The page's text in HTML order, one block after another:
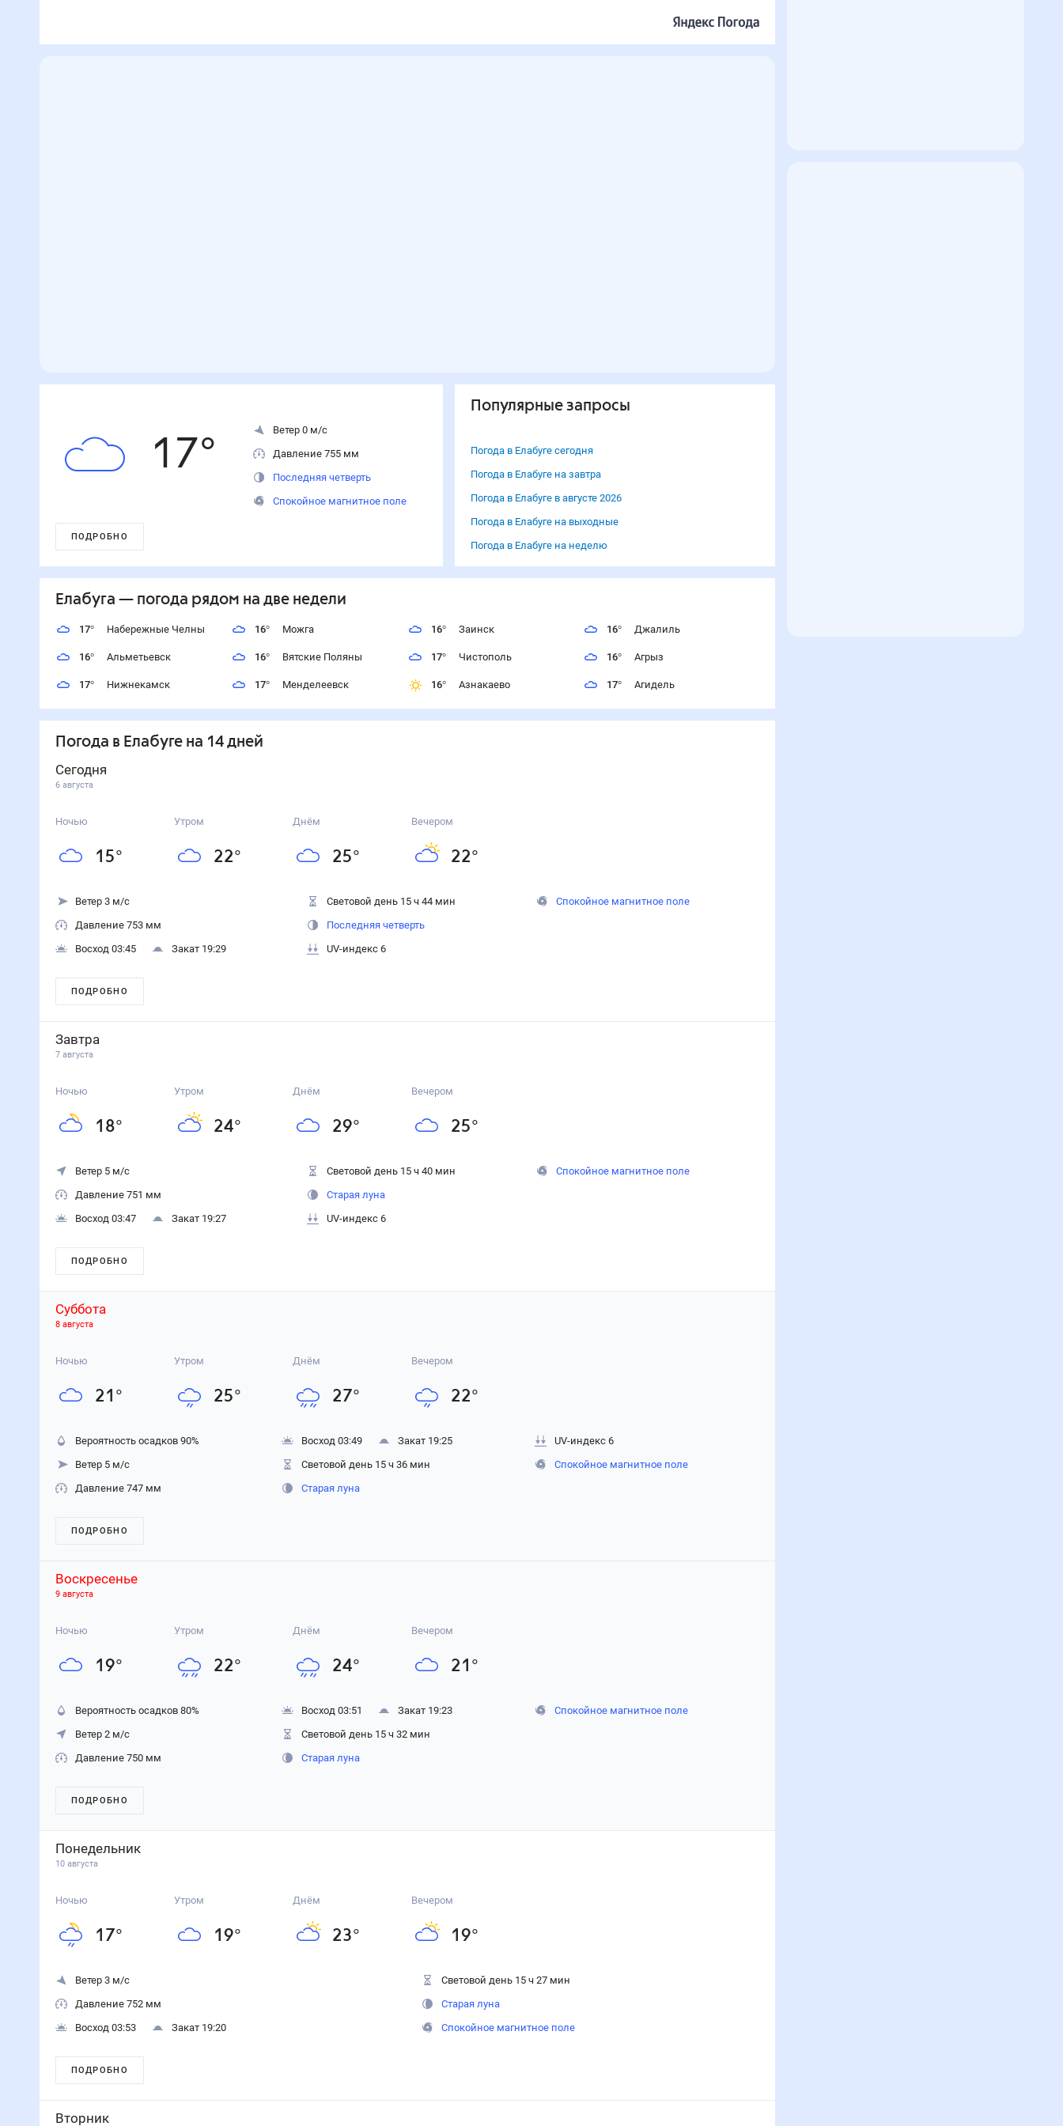
17°
Ветер 0 м/с
Давление 755 мм
Последняя четверть
Спокойное магнитное поле
ПОДРОБНО
Популярные запросы
Погода в Елабуге сегодня
Погода в Елабуге на завтра
Погода в Елабуге в августе 2026
Погода в Елабуге на выходные
Погода в Елабуге на неделю
Елабуга — погода рядом на две недели
17° Набережные Челны
16° Альметьевск
17° Нижнекамск
16° Можга
16° Вятские Поляны
17° Менделеевск
16° Заинск
17° Чистополь
16° Азнакаево
16° Джалиль
16° Агрыз
17° Агидель
Погода в Елабугена 14 дней
Сегодня
6 августа
Ночью
15°
Утром
22°
Днём
25°
Вечером
22°
Ветер 3 м/с
Давление 753 мм
Восход 03:45
Закат 19:29
Световой день 15 ч 44 мин
Последняя четверть
UV-индекс 6
Спокойное магнитное поле
ПОДРОБНО
Завтра
7 августа
Ночью
18°
Утром
24°
Днём
29°
Вечером
25°
Ветер 5 м/с
Давление 751 мм
Восход 03:47
Закат 19:27
Световой день 15 ч 40 мин
Старая луна
UV-индекс 6
Спокойное магнитное поле
ПОДРОБНО
Суббота
8 августа
Ночью
21 °
Утром
25°
Днём
27°
Вечером
22°
Вероятность осадков 90%
Ветер 5 м/с
Давление 747 мм
Восход 03:49
Закат 19:25
Световой день 15 ч 36 мин
Старая луна
UV-индекс 6
Спокойное магнитное поле
ПОДРОБНО
Воскресенье
9 августа
Ночью
19°
Утром
22°
Днём
24°
Вечером
21 °
Вероятность осадков 80%
Ветер 2 м/с
Давление 750 мм
Восход 03:51
Закат 19:23
Световой день 15 ч 32 мин
Старая луна
Спокойное магнитное поле
ПОДРОБНО
Понедельник
10 августа
Ночью
17°
Утром
19°
Днём
23°
Вечером
19°
Ветер 3 м/с
Давление 752 мм
Восход 03:53
Закат 19:20
Световой день 15 ч 27 мин
Старая луна
Спокойное магнитное поле
ПОДРОБНО
Вторник